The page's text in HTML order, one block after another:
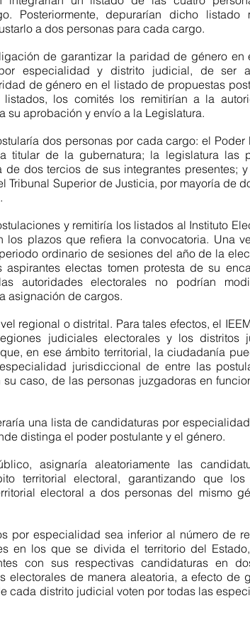
Posteriormente, depurarían dicho listado
a dos personas para cada cargo.
de garantizar la paridad de género en
especialidad y distrito judicial, de ser
de género en el listado de propuestas
listados, los comités los remitirían a la
su aprobación y envío a la Legislatura.
dos personas por cada cargo: el Poder
titular de la gubernatura; la legislatura las
de dos tercios de sus integrantes presentes;
Tribunal Superior de Justicia, por mayoría de
y remitiría los listados al Instituto
los plazos que refiera la convocatoria. Una
ordinario de sesiones del año de la
electas tomen protesta de su
autoridades electorales no podrían
asignación de cargos.
regional o distrital. Para tales efectos, el
judiciales electorales y los distritos
en ese ámbito territorial, la ciudadanía
jurisdiccional de entre las
caso, de las personas juzgadoras en
una lista de candidaturas por
distinga el poder postulante y el género.
asignaría aleatoriamente las
territorial electoral, garantizando que los
electoral a dos personas del mismo
por especialidad sea inferior al número de
en los que se divida el territorio del
con sus respectivas candidaturas en
electorales de manera aleatoria, a efecto de
cada distrito judicial voten por todas las